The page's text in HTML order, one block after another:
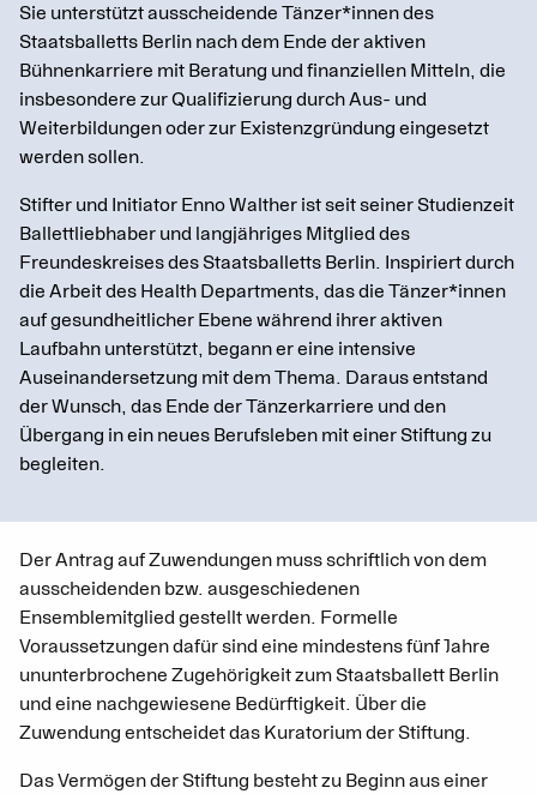
Sie unterstützt ausscheidende Tänzer*innen des
Staatsballetts Berlin nach dem Ende der aktiven
Bühnenkarriere mit Beratung und finanziellen Mitteln, die
insbesondere zur Qualifizierung durch Aus- und
Weiterbildungen oder zur Existenzgründung eingesetzt
werden sollen.
Stifter und Initiator Enno Walther ist seit seiner Studienzeit
Ballettliebhaber und langjähriges Mitglied des
Freundeskreises des Staatsballetts Berlin. Inspiriert durch
die Arbeit des Health Departments, das die Tänzer*innen
auf gesundheitlicher Ebene während ihrer aktiven
Laufbahn unterstützt, begann er eine intensive
Auseinandersetzung mit dem Thema. Daraus entstand
der Wunsch, das Ende der Tänzerkarriere und den
Übergang in ein neues Berufsleben mit einer Stiftung zu
begleiten.
Der Antrag auf Zuwendungen muss schriftlich von dem
ausscheidenden bzw. ausgeschiedenen
Ensemblemitglied gestellt werden. Formelle
Voraussetzungen dafür sind eine mindestens fünf Jahre
ununterbrochene Zugehörigkeit zum Staatsballett Berlin
und eine nachgewiesene Bedürftigkeit. Über die
Zuwendung entscheidet das Kuratorium der Stiftung.
Das Vermögen der Stiftung besteht zu Beginn aus einer